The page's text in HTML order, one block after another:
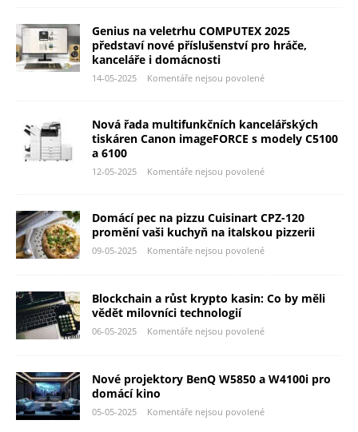
Genius na veletrhu COMPUTEX 2025
představí nové příslušenství pro hráče,
kanceláře i domácnosti
14-05-2025 Komentáře nejsou povolené
Nová řada multifunkčních kancelářských
tiskáren Canon imageFORCE s modely C5100
a 6100
12-05-2025 Komentáře nejsou povolené
Domácí pec na pizzu Cuisinart CPZ-120
promění vaši kuchyň na italskou pizzerii
09-05-2025 Komentáře nejsou povolené
Blockchain a růst krypto kasin: Co by měli
vědět milovníci technologií
06-05-2025 Komentáře nejsou povolené
Nové projektory BenQ W5850 a W4100i pro
domácí kino
05-05-2025 Komentáře nejsou povolené